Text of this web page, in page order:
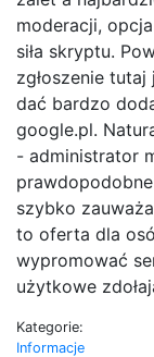
moderacji,
siła skryptu.
zgłoszenie
dać bardzo
google.pl.
- administrator
szybko
to oferta dla
wypromować
użytkowe
Kategorie:
Informacje